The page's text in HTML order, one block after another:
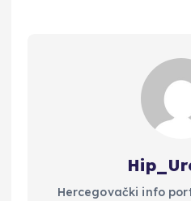
Hercegovački info